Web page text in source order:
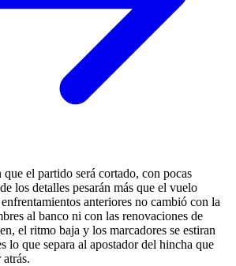
el partido será cortado, con pocas
los detalles pesarán más que el vuelo
anteriores no cambió con la
al banco ni con las renovaciones de
el ritmo baja y los marcadores se estiran
lo que separa al apostador del hincha que